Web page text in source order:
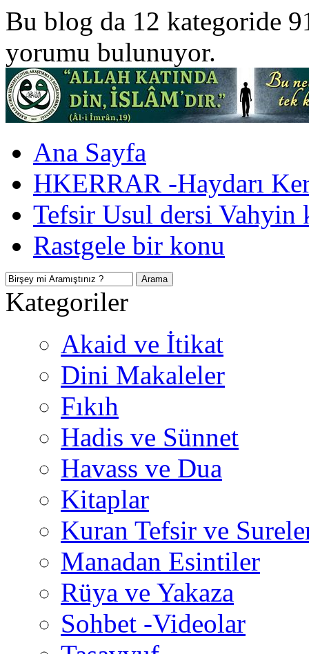
Bu blog da 12 kategoride
yorumu bulunuyor.
Ana Sayfa
HKERRAR -Haydarı
Tefsir Usul dersi Vahyin
Rastgele bir konu
Kategoriler
Akaid ve İtikat
Dini Makaleler
Fıkıh
Hadis ve Sünnet
Havass ve Dua
Kitaplar
Kuran Tefsir ve
Manadan Esintiler
Rüya ve Yakaza
Sohbet -Videolar